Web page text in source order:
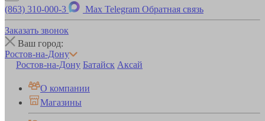
(863) 310-000-3 Max Telegram Обратная связь
Заказать звонок
Ваш город:
Ростов-на-Дону
Ростов-на-Дону Батайск Аксай
О компании
Магазины